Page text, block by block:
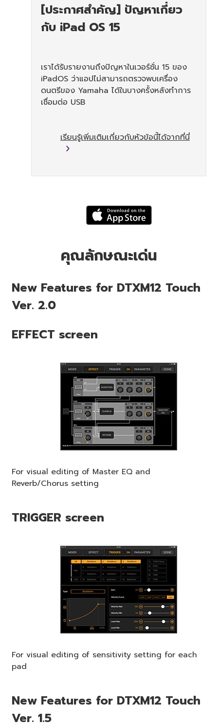
[ประกาศสำคัญ] ปัญหาเกี่ยว
กับ iPad OS 15
เราได้รับรายงานถึงปัญหาในเวอร์ชั่น 15 ของ
iPadOS ว่าแอปไม่สามารถตรวจพบเครื่อง
ดนตรีของ Yamaha ได้ในบางครั้งหลังทำการ
เชื่อมต่อ USB
เรียนรู้เพิ่มเติมเกี่ยวกับหัวข้อนี้ได้จากที่นี่
คุณลักษณะเด่น
New Features for DTXM12 Touch
Ver. 2.0
EFFECT screen
For visual editing of Master EQ and
Reverb/Chorus setting
TRIGGER screen
For visual editing of sensitivity setting for each
pad
New Features for DTXM12 Touch
Ver. 1.5